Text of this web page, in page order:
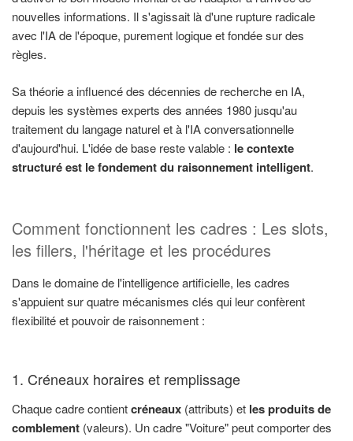
nouvelles informations. Il s'agissait là d'une rupture radicale
avec l'IA de l'époque, purement logique et fondée sur des
règles.
Sa théorie a influencé des décennies de recherche en IA,
depuis les systèmes experts des années 1980 jusqu'au
traitement du langage naturel et à l'IA conversationnelle
d'aujourd'hui. L'idée de base reste valable : le contexte
structuré est le fondement du raisonnement intelligent.
Comment fonctionnent les cadres : Les slots,
les fillers, l'héritage et les procédures
Dans le domaine de l'intelligence artificielle, les cadres
s'appuient sur quatre mécanismes clés qui leur confèrent
flexibilité et pouvoir de raisonnement :
1. Créneaux horaires et remplissage
Chaque cadre contientcréneaux (attributs) et les produits de
comblement (valeurs). Un cadre "Voiture" peut comporter des